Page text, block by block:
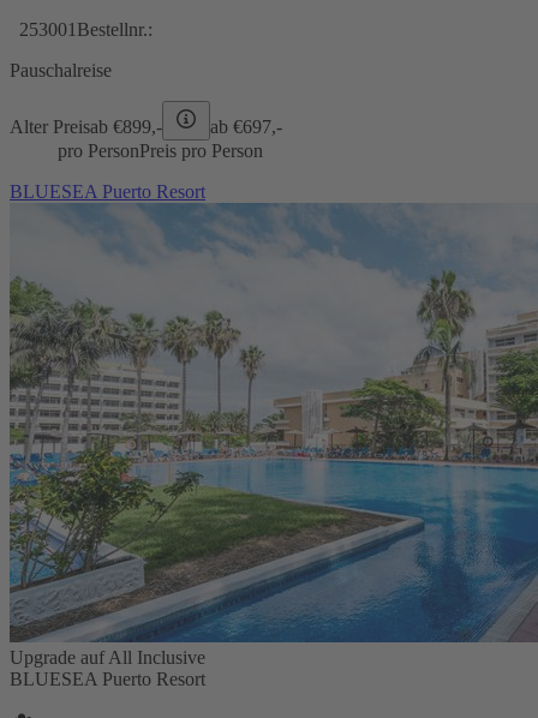
253001 Bestellnr.:
Pauschalreise
Alter Preisab €899,- ab €697,-
pro PersonPreis pro Person
BLUESEA Puerto Resort
Upgrade auf All Inclusive
BLUESEA Puerto Resort